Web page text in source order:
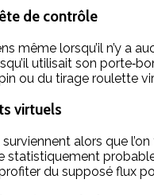
de contrôle
même lorsqu’il n’y a
utilisait son
ou du tirage roulette
virtuels
alors que
statistiquement
du supposé flux